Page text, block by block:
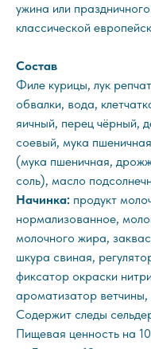
ужина или
классической
Состав
Филе курицы, лук
обвалки, вода,
яичный, перец чёрный,
соевый, мука
(мука пшеничная,
соль), масло
Начинка: продукт
нормализованное,
молочного жира,
шкура свиная,
фиксатор окраски
ароматизатор
Содержит следы
Пищевая ценность на